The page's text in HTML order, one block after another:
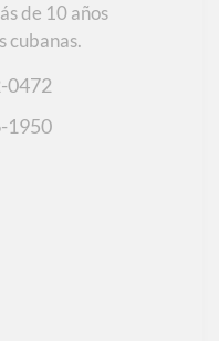
de 10 años
cubanas.
0472
1950